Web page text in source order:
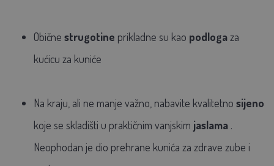
Obične strugotine prikladne su kao podlogaza
kućicu za kuniće
Na kraju, ali ne manje važno, nabavite kvalitetno sijeno
koje se skladišti u praktičnim vanjskim jaslama .
Neophodan je dio prehrane kunića za zdrave zube i